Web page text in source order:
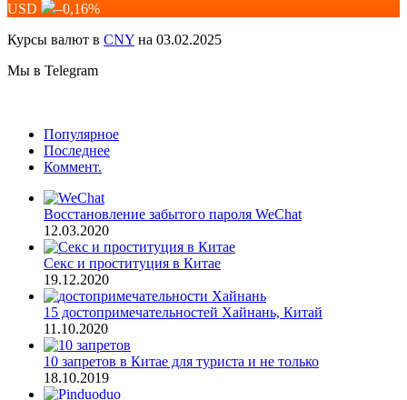
USD
–0,16%
Курсы валют в CNY на 03.02.2025
Мы в Telegram
Популярное
Последнее
Коммент.
Восстановление забытого пароля WeChat
12.03.2020
Секс и проституция в Китае
19.12.2020
15 достопримечательностей Хайнань, Китай
11.10.2020
10 запретов в Китае для туриста и не только
18.10.2019